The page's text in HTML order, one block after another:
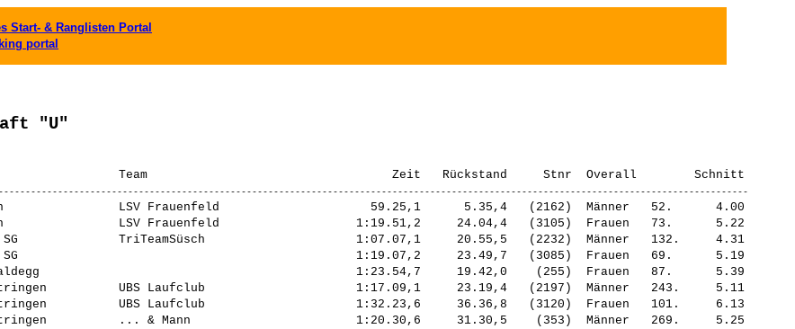
Start- & Ranglisten Portal
portal
"U"
LSV Frauenfeld                     59.25,1      5.35,4   (2162)  Männer   52.      4.00
LSV Frauenfeld                   1:19.51,2     24.04,4   (3105)  Frauen   73.      5.22
SG              TriTeamSüsch                     1:07.07,1     20.55,5   (2232)  Männer   132.     4.31
SG                                               1:19.07,2     23.49,7   (3085)  Frauen   69.      5.19
Waldegg                                            1:23.54,7     19.42,0    (255)  Frauen   87.      5.39
UBS Laufclub                     1:17.09,1     23.19,4   (2197)  Männer   243.     5.11
UBS Laufclub                     1:32.23,6     36.36,8   (3120)  Frauen   101.     6.13
... & Mann                       1:20.30,6     31.30,5    (353)  Männer   269.     5.25